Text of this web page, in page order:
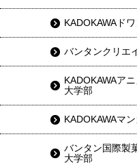
KADOKAWAド
バンタンクリエ
KADOKAWAア
大学部
KADOKAWAマ
バンタン国際製
大学部